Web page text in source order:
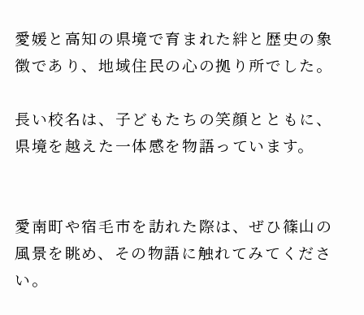
愛媛と高知の県境で育まれた絆と歴史の象
徴であり、地域住民の心の拠り所でした。
長い校名は、子どもたちの笑顔とともに、
県境を越えた一体感を物語っています。
愛南町や宿毛市を訪れた際は、ぜひ篠山の
風景を眺め、その物語に触れてみてくださ
い。